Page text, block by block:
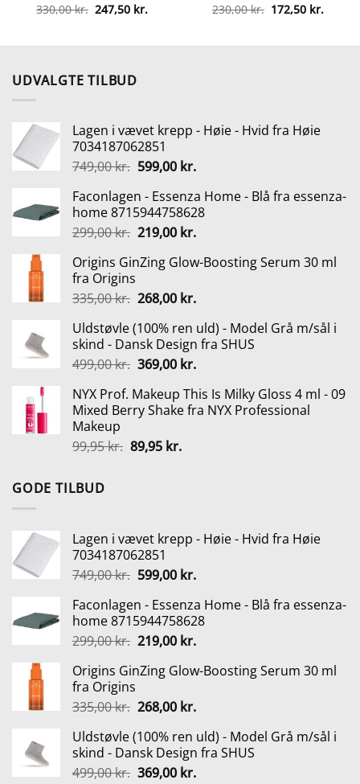
330,00kr. Den
oprindelige
330,00 kr..
247,50 kr.Den
247,50 kr..
230,00kr. Den
oprindelige
230,00 kr..
172,50 kr.Den
kr..
UDVALGTE TILBUD
Lagen i vævet krepp - Høie - Hvid fra Høie
7034187062851
749,00kr. Den
pris
var:
749,00 kr..
599,00 kr.Den
pris
er:
599,00 kr..
Faconlagen - Essenza Home - Blå fra essenza-
home 8715944758628
299,00kr. Den
pris
299,00 kr..
219,00 kr.Den
pris
219,00 kr..
Origins GinZing Glow-Boosting Serum 30 ml
fra Origins
335,00kr. Den
pris
var:
335,00 kr..
268,00 kr.Den
pris
er:
268,00 kr..
Uldstøvle (100% ren uld) - Model Grå m/sål i
skind - Dansk Design fra SHUS
499,00kr. Den
pris
var:
369,00 kr.Den
pris
er:
NYX Prof. Makeup This Is Milky Gloss 4 ml - 09
Mixed Berry Shake fra NYX Professional
Makeup
99,95kr. Den
89,95 kr.Den
GODE TILBUD
Lagen i vævet krepp - Høie - Hvid fra Høie
7034187062851
749,00kr. Den
pris
var:
749,00 kr..
599,00 kr.Den
pris
er:
599,00 kr..
Faconlagen - Essenza Home - Blå fra essenza-
home 8715944758628
299,00kr. Den
pris
299,00 kr..
219,00 kr.Den
pris
219,00 kr..
Origins GinZing Glow-Boosting Serum 30 ml
fra Origins
335,00kr. Den
pris
var:
335,00 kr..
268,00 kr.Den
pris
er:
268,00 kr..
Uldstøvle (100% ren uld) - Model Grå m/sål i
skind - Dansk Design fra SHUS
499,00kr. Den
369,00 kr.Den